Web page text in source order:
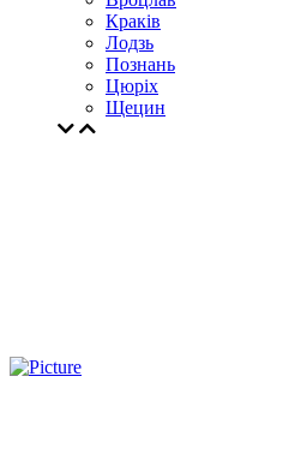
Кракiв
Лодзь
Познань
Цюрiх
Щецин